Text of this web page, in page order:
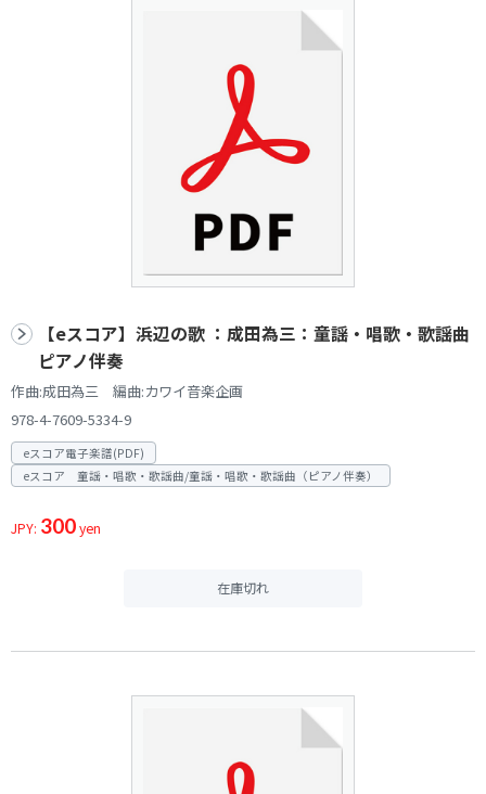
【eスコア】浜辺の歌 ：成田為三：童謡・唱歌・歌謡曲
ピアノ伴奏
作曲:成田為三 編曲:カワイ音楽企画
978-4-7609-5334-9
eスコア電子楽譜(PDF)
eスコア 童謡・唱歌・歌謡曲/童謡・唱歌・歌謡曲（ピアノ伴奏）
JPY: 300yen
在庫切れ